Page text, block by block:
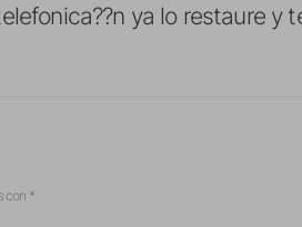
ya lo restaure y
con *